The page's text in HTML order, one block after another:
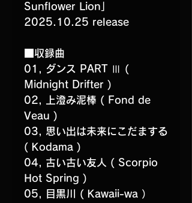
Sunflower Lion」
2025.10.25 release
■収録曲
01, ダンス PART Ⅲ (
Midnight Drifter )
02, 上澄み泥棒 ( Fond de
Veau )
03, 思い出は未来にこだまする
( Kodama )
04, 古い古い友人 ( Scorpio
Hot Spring )
05, 目黒川 ( Kawaii-wa ）